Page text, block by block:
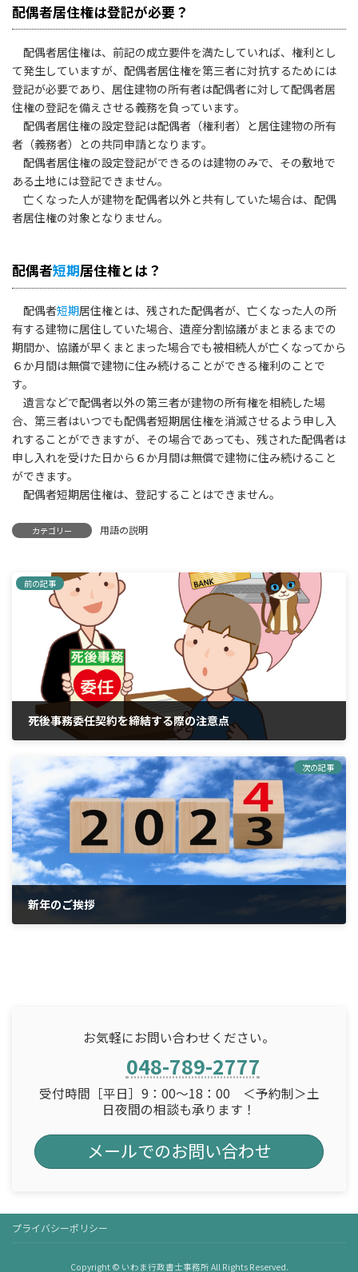
配偶者居住権は登記が必要？
配偶者居住権は、前記の成立要件を満たしていれば、権利とし
て発生していますが、配偶者居住権を第三者に対抗するためには
登記が必要であり、居住建物の所有者は配偶者に対して配偶者居
住権の登記を備えさせる義務を負っています。
配偶者居住権の設定登記は配偶者（権利者）と居住建物の所有
者（義務者）との共同申請となります。
配偶者居住権の設定登記ができるのは建物のみで、その敷地で
ある土地には登記できません。
亡くなった人が建物を配偶者以外と共有していた場合は、配偶
者居住権の対象となりません。
配偶者短期居住権とは？
配偶者短期居住権とは、残された配偶者が、亡くなった人の所
有する建物に居住していた場合、遺産分割協議がまとまるまでの
期間か、協議が早くまとまった場合でも被相続人が亡くなってから
６か月間は無償で建物に住み続けることができる権利のことで
す。
遺言などで配偶者以外の第三者が建物の所有権を相続した場
合、第三者はいつでも配偶者短期居住権を消滅させるよう申し入
れすることができますが、その場合であっても、残された配偶者は
申し入れを受けた日から６か月間は無償で建物に住み続けること
ができます。
配偶者短期居住権は、登記することはできません。
カテゴリー 用語の説明
前の記事
死後事務委任契約を締結する際の注意点
次の記事
新年のご挨拶
お気軽にお問い合わせください。
048-789-2777
受付時間［平日］9：00～18：00 ＜予約制＞土
日夜間の相談も承ります！
メールでのお問い合わせ
プライバシーポリシー
Copyright © いわま行政書士事務所 All Rights Reserved.